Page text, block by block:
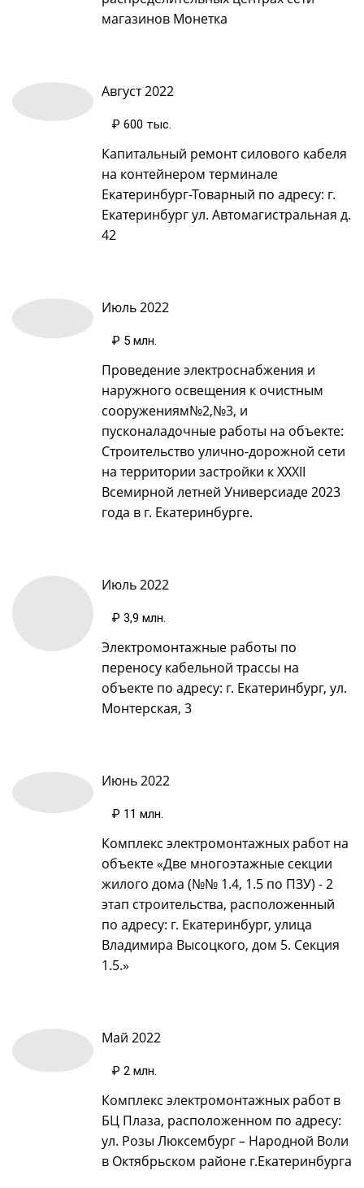
магазинов Монетка
Август 2022
₽ 600 тыс.
Капитальный ремонт силового кабеля
на контейнером терминале
Екатеринбург-Товарный по адресу: г.
Екатеринбург ул. Автомагистральная д.
42
Июль 2022
₽ 5 млн.
Проведение электроснабжения и
наружного освещения к очистным
сооружениям№2,№3, и
пусконаладочные работы на объекте:
Строительство улично-дорожной сети
на территории застройки к XXXII
Всемирной летней Универсиаде 2023
года в г. Екатеринбурге.
Июль 2022
₽ 3,9 млн.
Электромонтажные работы по
переносу кабельной трассы на
объекте по адресу: г. Екатеринбург, ул.
Монтерская, 3
Июнь 2022
₽ 11 млн.
Комплекс электромонтажных работ на
объекте «Две многоэтажные секции
жилого дома (№№ 1.4, 1.5 по ПЗУ) - 2
этап строительства, расположенный
по адресу: г. Екатеринбург, улица
Владимира Высоцкого, дом 5. Секция
1.5.»
Май 2022
₽ 2 млн.
Комплекс электромонтажных работ в
БЦ Плаза, расположенном по адресу:
ул. Розы Люксембург – Народной Воли
в Октябрьском районе г.Екатеринбурга